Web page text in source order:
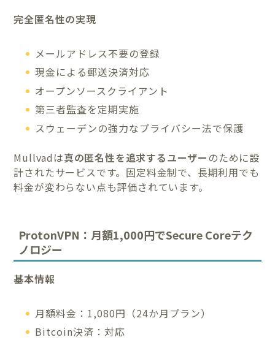
完全匿名性の実現
メールアドレス不要の登録
現金による郵送決済対応
オープンソースクライアント
第三者監査を定期実施
スウェーデンの強力なプライバシー法で保護
Mullvadは真の匿名性を追求するユーザー のために設
計されたサービスです。固定料金制で、長期利用でも
料金が変わらない点も評価されています。
ProtonVPN：月額1,000円でSecure Coreテク
ノロジー
基本情報
月額料金：1,080円（24か月プラン）
Bitcoin決済：対応